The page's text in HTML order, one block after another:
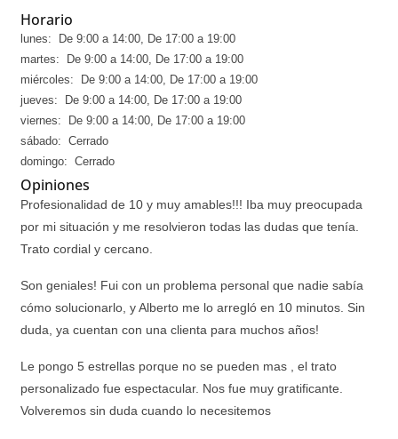
Horario
lunes: De 9:00 a 14:00, De 17:00 a 19:00
martes: De 9:00 a 14:00, De 17:00 a 19:00
miércoles: De 9:00 a 14:00, De 17:00 a 19:00
jueves: De 9:00 a 14:00, De 17:00 a 19:00
viernes: De 9:00 a 14:00, De 17:00 a 19:00
sábado: Cerrado
domingo: Cerrado
Opiniones
Profesionalidad de 10 y muy amables!!! Iba muy preocupada
por mi situación y me resolvieron todas las dudas que tenía.
Trato cordial y cercano.
Son geniales! Fui con un problema personal que nadie sabía
cómo solucionarlo, y Alberto me lo arregló en 10 minutos. Sin
duda, ya cuentan con una clienta para muchos años!
Le pongo 5 estrellas porque no se pueden mas , el trato
personalizado fue espectacular. Nos fue muy gratificante.
Volveremos sin duda cuando lo necesitemos